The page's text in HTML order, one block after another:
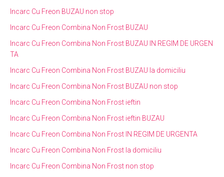
Incarc Cu Freon BUZAU non stop
Incarc Cu Freon Combina Non Frost BUZAU
Incarc Cu Freon Combina Non Frost BUZAU IN REGIM DE URGEN
TA
Incarc Cu Freon Combina Non Frost BUZAU la domiciliu
Incarc Cu Freon Combina Non Frost BUZAU non stop
Incarc Cu Freon Combina Non Frost ieftin
Incarc Cu Freon Combina Non Frost ieftin BUZAU
Incarc Cu Freon Combina Non Frost IN REGIM DE URGENTA
Incarc Cu Freon Combina Non Frost la domiciliu
Incarc Cu Freon Combina Non Frost non stop